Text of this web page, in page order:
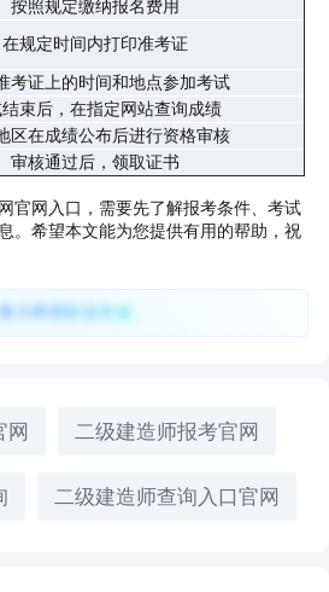
按照规定缴纳报名费用
在规定时间内打印准考证
考证上的时间和地点参加考试
束后，在指定网站查询成绩
区在成绩公布后进行资格审核
审核通过后，领取证书
官网入口，需要先了解报考条件、考试
。希望本文能为您提供有用的帮助，祝
力终照职业坦途。
网 二级建造师报考官网
二级建造师查询入口官网